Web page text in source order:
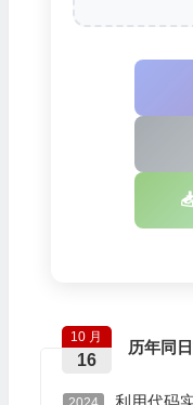
历年同
10 月
16
利用代码